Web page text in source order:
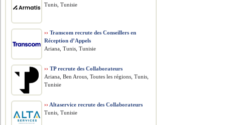
Tunis, Tunisie
›› Transcom recrute des Conseillers en
Réception d’Appels
Ariana, Tunis, Tunisie
›› TP recrute des Collaborateurs
Ariana, Ben Arous, Toutes les régions, Tunis,
Tunisie
›› Altaservice recrute des Collaborateurs
Tunis, Tunisie